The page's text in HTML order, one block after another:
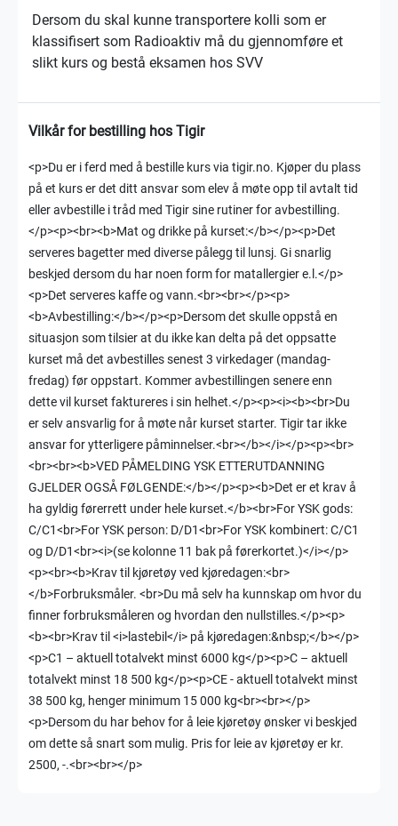
Dersom du skal kunne transportere kolli som er
klassifisert som Radioaktiv må du gjennomføre et
slikt kurs og bestå eksamen hos SVV
Vilkår for bestilling hos Tigir
<p>Du er i ferd med å bestille kurs via tigir.no. Kjøper du plass
på et kurs er det ditt ansvar som elev å møte opp til avtalt tid
eller avbestille i tråd med Tigir sine rutiner for avbestilling.
</p><p><br><b>Mat og drikke på kurset:</b></p><p>Det
serveres bagetter med diverse pålegg til lunsj. Gi snarlig
beskjed dersom du har noen form for matallergier e.l.</p>
<p>Det serveres kaffe og vann.<br><br></p><p>
<b>Avbestilling:</b></p><p>Dersom det skulle oppstå en
situasjon som tilsier at du ikke kan delta på det oppsatte
kurset må det avbestilles senest 3 virkedager (mandag-
fredag) før oppstart. Kommer avbestillingen senere enn
dette vil kurset faktureres i sin helhet.</p><p><i><b><br>Du
er selv ansvarlig for å møte når kurset starter. Tigir tar ikke
ansvar for ytterligere påminnelser.<br></b></i></p><p><br>
<br><br><b>VED PÅMELDING YSK ETTERUTDANNING
GJELDER OGSÅ FØLGENDE:</b></p><p><b>Det er et krav å
ha gyldig førerrett under hele kurset.</b><br>For YSK gods:
C/C1<br>For YSK person: D/D1<br>For YSK kombinert: C/C1
og D/D1<br><i>(se kolonne 11 bak på førerkortet.)</i></p>
<p><br><b>Krav til kjøretøy ved kjøredagen:<br>
</b>Forbruksmåler. <br>Du må selv ha kunnskap om hvor du
finner forbruksmåleren og hvordan den nullstilles.</p><p>
<b><br>Krav til <i>lastebil</i> på kjøredagen:&nbsp;</b></p>
<p>C1 – aktuell totalvekt minst 6000 kg</p><p>C – aktuell
totalvekt minst 18 500 kg</p><p>CE - aktuell totalvekt minst
38 500 kg, henger minimum 15 000 kg<br><br></p>
<p>Dersom du har behov for å leie kjøretøy ønsker vi beskjed
om dette så snart som mulig. Pris for leie av kjøretøy er kr.
2500, -.<br><br></p>